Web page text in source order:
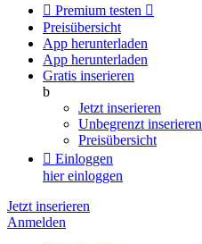
 Premium testen 
Preisübersicht
App herunterladen
App herunterladen
Gratis inserieren
b
Jetzt inserieren
Unbegrenzt inserieren
Preisübersicht
 Einloggen
hier einloggen
Jetzt inserieren
Anmelden